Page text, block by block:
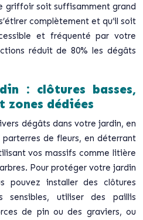
griffoir soit suffisamment grand
complètement et qu’il soit
et fréquenté par votre
réduit de 80% les dégâts
: clôtures basses,
zones dédiées
dégâts dans votre jardin, en
de fleurs, en déterrant
vos massifs comme litière
Pour protéger votre jardin
pouvez installer des clôtures
sensibles, utiliser des paillis
de pin ou des graviers, ou